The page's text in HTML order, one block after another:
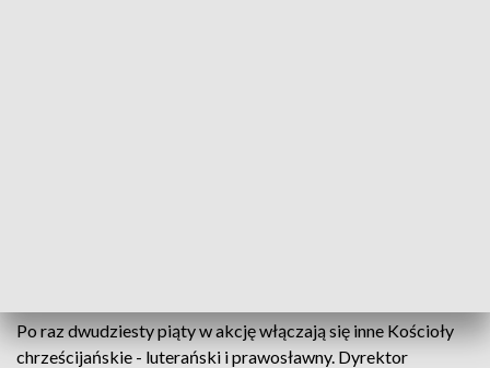
Po raz dwudziesty piąty w akcję włączają się inne Kościoły
chrześcijańskie - luterański i prawosławny. Dyrektor